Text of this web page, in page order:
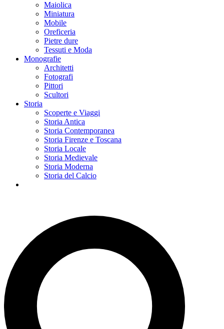
Maiolica
Miniatura
Mobile
Oreficeria
Pietre dure
Tessuti e Moda
Monografie
Architetti
Fotografi
Pittori
Scultori
Storia
Scoperte e Viaggi
Storia Antica
Storia Contemporanea
Storia Firenze e Toscana
Storia Locale
Storia Medievale
Storia Moderna
Storia del Calcio